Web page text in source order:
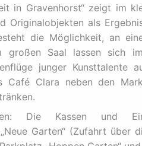
in Gravenhorst“ zeigt im
Originalobjekten als
die Möglichkeit, an
großen Saal lassen sich
junger Kunsttalente
Café Clara neben den
Die Kassen und
Garten“ (Zufahrt über